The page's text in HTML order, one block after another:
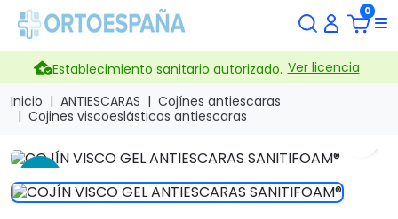
0
Establecimiento sanitario autorizado. Ver licencia
Inicio
ANTIESCARAS
Cojínes antiescaras
Cojines viscoeslásticos antiescaras